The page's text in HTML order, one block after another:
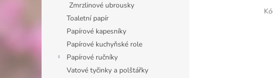
Zmrzlinové ubrousky
Toaletní papír
Papírové kapesníky
Papírové kuchyňské role
Papírové ručníky
Vatové tyčinky a polštářky